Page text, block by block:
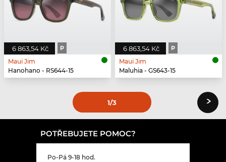
6 863,54 Kč P
Maui Jim
Hanohano - RS644-15
6 863,54 Kč P
Maui Jim
Maluhia - GS643-15
1/3 ›
POTŘEBUJETE POMOC?
Po-Pá 9-18 hod.